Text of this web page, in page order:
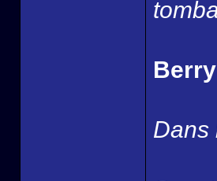
Dans